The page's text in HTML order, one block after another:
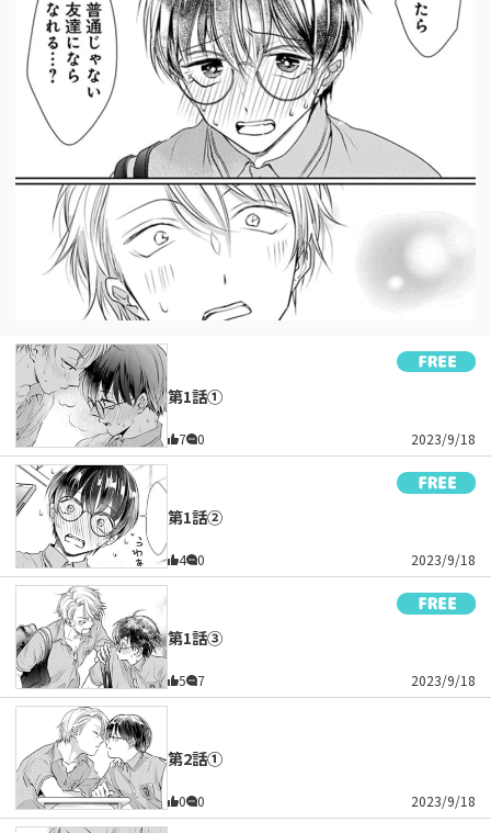
第1話①
7 0 2023/9/18
第1話②
4 0 2023/9/18
第1話③
5 7 2023/9/18
第2話①
0 0 2023/9/18